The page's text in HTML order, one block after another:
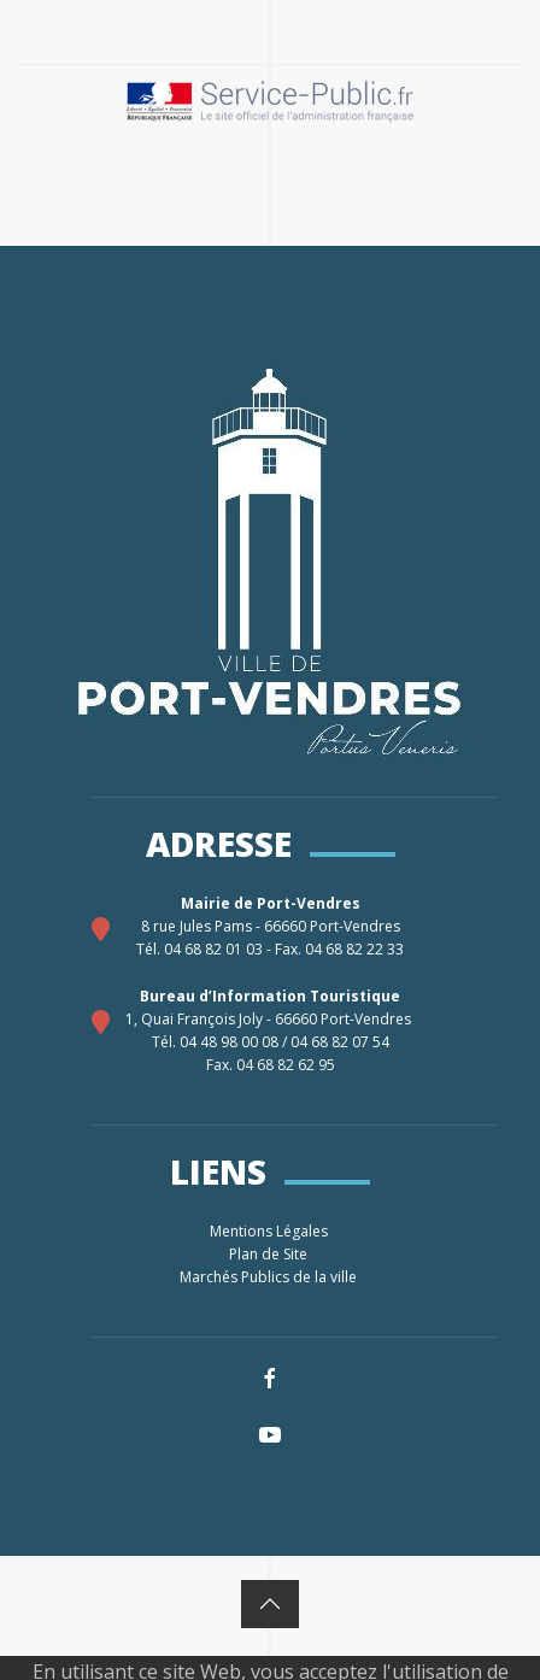
En utilisant ce site Web, vous acceptez l'utilisation de
ADRESSE
Mairie de Port-Vendres
8 rue Jules Pams - 66660 Port-Vendres
Tél. 04 68 82 01 03 - Fax. 04 68 82 22 33
Bureau d’Information Touristique
1, Quai François Joly - 66660 Port-Vendres
Tél. 04 48 98 00 08 / 04 68 82 07 54
Fax. 04 68 82 62 95
LIENS
Mentions Légales
Plan de Site
Marchés Publics de la ville